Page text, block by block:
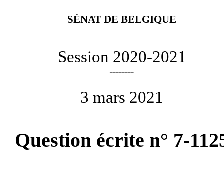
SÉNAT DE BELGIQUE
Session 2020-2021
3 mars 2021
Question écrite n° 7-